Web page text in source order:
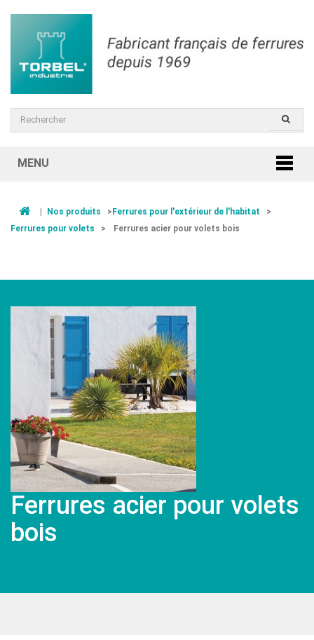
MENU
| Nos produits >Ferrures pour l'extérieur de l'habitat
>
Ferrures pour volets
> Ferrures acier pour volets bois
Ferrures acier pour volets
bois